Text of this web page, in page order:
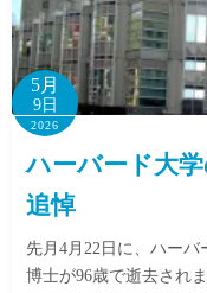
5月
9日
2026
ハーバード大
追悼
先月4月22日に、ハーバ
博士が96歳で逝去され